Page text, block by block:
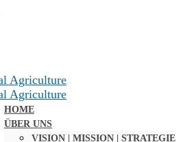
HOME
ÜBER UNS
VISION | MISSION | STRATEGIE